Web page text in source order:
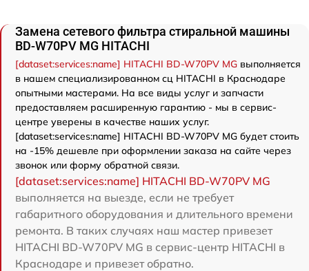
Замена сетевого фильтра стиральной машины
BD-W70PV MG HITACHI
[dataset:services:name] HITACHI BD-W70PV MG выполняется
в нашем специализированном сц HITACHI в Краснодаре
опытными мастерами. На все виды услуг и запчасти
предоставляем расширенную гарантию - мы в сервис-
центре уверены в качестве наших услуг.
[dataset:services:name] HITACHI BD-W70PV MG будет стоить
на -15% дешевле при оформлении заказа на сайте через
звонок или форму обратной связи.
[dataset:services:name] HITACHI BD-W70PV MG
выполняется на выезде, если не требует
габаритного оборудования и длительного времени
ремонта. В таких случаях наш мастер привезет
HITACHI BD-W70PV MG в сервис-центр HITACHI в
Краснодаре и привезет обратно.